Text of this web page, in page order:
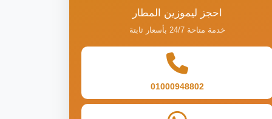
احجز ليموزين المطار
خدمة متاحة 24/7 بأسعار ثابتة
01000948802